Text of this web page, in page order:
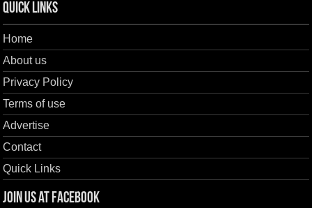
Quick Links
Home
About us
Privacy Policy
Terms of use
Advertise
Contact
Quick Links
Join us at Facebook